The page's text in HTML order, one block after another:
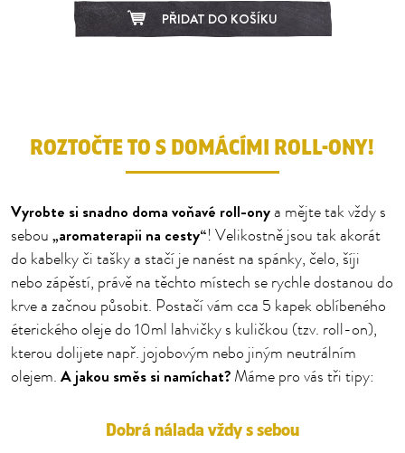
PŘIDAT DO KOŠÍKU
ROZTOČTE TO S DOMÁCÍMI ROLL-ONY!
Vyrobte si snadno doma voňavé roll-onya mějte tak vždy s
sebou „aromaterapii na cesty“! Velikostně jsou tak akorát
do kabelky či tašky a stačí je nanést na spánky, čelo, šíji
nebo zápěstí, právě na těchto místech se rychle dostanou do
krve a začnou působit. Postačí vám cca 5 kapek oblíbeného
éterického oleje do 10ml lahvičky s kuličkou (tzv. roll-on),
kterou dolijete např. jojobovým nebo jiným neutrálním
olejem. A jakou směs si namíchat? Máme pro vás tři tipy:
Dobrá nálada vždy s sebou